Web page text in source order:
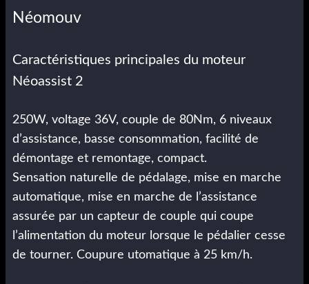
Néomouv
Caractéristiques principales du moteur
Néoassist 2
250W, voltage 36V, couple de 80Nm, 6 niveaux
d’assistance, basse consommation, facilité de
démontage et remontage, compact.
Sensation naturelle de pédalage, mise en marche
automatique, mise en marche de l’assistance
assurée par un capteur de couple qui coupe
l’alimentation du moteur lorsque le pédalier cesse
de tourner. Coupure utomatique à 25 km/h.